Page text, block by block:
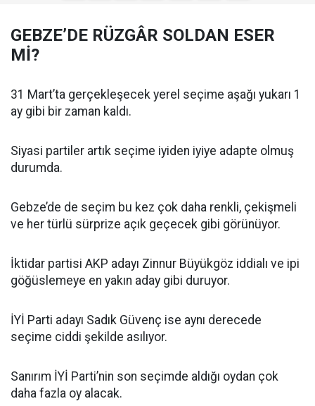
GEBZE’DE RÜZGÂR SOLDAN ESER
Mİ?
31 Mart’ta gerçekleşecek yerel seçime aşağı yukarı 1
ay gibi bir zaman kaldı.
Siyasi partiler artık seçime iyiden iyiye adapte olmuş
durumda.
Gebze’de de seçim bu kez çok daha renkli, çekişmeli
ve her türlü sürprize açık geçecek gibi görünüyor.
İktidar partisi AKP adayı Zinnur Büyükgöz iddialı ve ipi
göğüslemeye en yakın aday gibi duruyor.
İYİ Parti adayı Sadık Güvenç ise aynı derecede
seçime ciddi şekilde asılıyor.
Sanırım İYİ Parti’nin son seçimde aldığı oydan çok
daha fazla oy alacak.